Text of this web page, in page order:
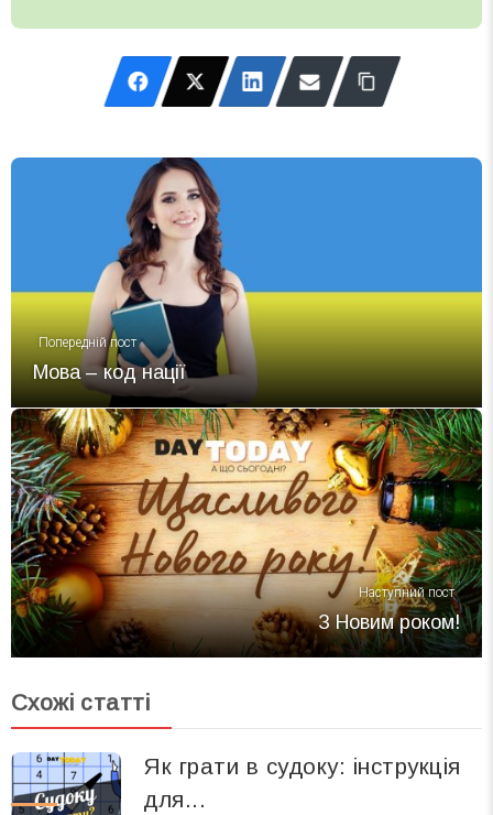
Попередній пост
Мова – код нації
Наступний пост
З Новим роком!
Схожі статті
Як грати в судоку: інструкція
для...